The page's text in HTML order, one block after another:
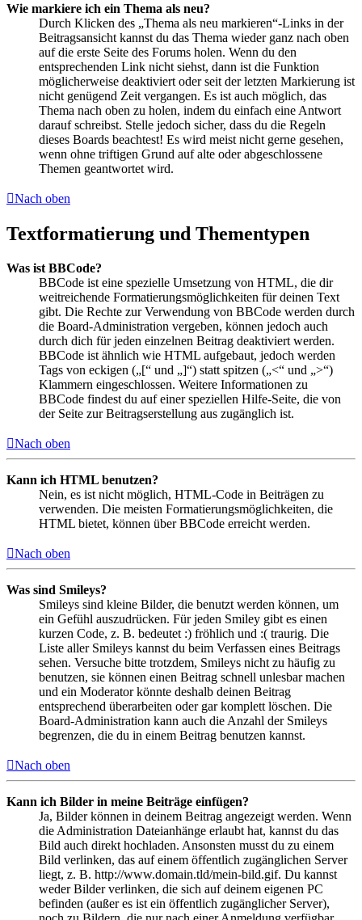
Wie markiere ich ein Thema als neu?
Durch Klicken des „Thema als neu markieren“-Links in der
Beitragsansicht kannst du das Thema wieder ganz nach oben
auf die erste Seite des Forums holen. Wenn du den
entsprechenden Link nicht siehst, dann ist die Funktion
möglicherweise deaktiviert oder seit der letzten Markierung ist
nicht genügend Zeit vergangen. Es ist auch möglich, das
Thema nach oben zu holen, indem du einfach eine Antwort
darauf schreibst. Stelle jedoch sicher, dass du die Regeln
dieses Boards beachtest! Es wird meist nicht gerne gesehen,
wenn ohne triftigen Grund auf alte oder abgeschlossene
Themen geantwortet wird.
Nach oben
Textformatierung und Thementypen
Was ist BBCode?
BBCode ist eine spezielle Umsetzung von HTML, die dir
weitreichende Formatierungsmöglichkeiten für deinen Text
gibt. Die Rechte zur Verwendung von BBCode werden durch
die Board-Administration vergeben, können jedoch auch
durch dich für jeden einzelnen Beitrag deaktiviert werden.
BBCode ist ähnlich wie HTML aufgebaut, jedoch werden
Tags von eckigen („[“ und „]“) statt spitzen („<“ und „>“)
Klammern eingeschlossen. Weitere Informationen zu
BBCode findest du auf einer speziellen Hilfe-Seite, die von
der Seite zur Beitragserstellung aus zugänglich ist.
Nach oben
Kann ich HTML benutzen?
Nein, es ist nicht möglich, HTML-Code in Beiträgen zu
verwenden. Die meisten Formatierungsmöglichkeiten, die
HTML bietet, können über BBCode erreicht werden.
Nach oben
Was sind Smileys?
Smileys sind kleine Bilder, die benutzt werden können, um
ein Gefühl auszudrücken. Für jeden Smiley gibt es einen
kurzen Code, z. B. bedeutet :) fröhlich und :( traurig. Die
Liste aller Smileys kannst du beim Verfassen eines Beitrags
sehen. Versuche bitte trotzdem, Smileys nicht zu häufig zu
benutzen, sie können einen Beitrag schnell unlesbar machen
und ein Moderator könnte deshalb deinen Beitrag
entsprechend überarbeiten oder gar komplett löschen. Die
Board-Administration kann auch die Anzahl der Smileys
begrenzen, die du in einem Beitrag benutzen kannst.
Nach oben
Kann ich Bilder in meine Beiträge einfügen?
Ja, Bilder können in deinem Beitrag angezeigt werden. Wenn
die Administration Dateianhänge erlaubt hat, kannst du das
Bild auch direkt hochladen. Ansonsten musst du zu einem
Bild verlinken, das auf einem öffentlich zugänglichen Server
liegt, z. B. http://www.domain.tld/mein-bild.gif. Du kannst
weder Bilder verlinken, die sich auf deinem eigenen PC
befinden (außer es ist ein öffentlich zugänglicher Server),